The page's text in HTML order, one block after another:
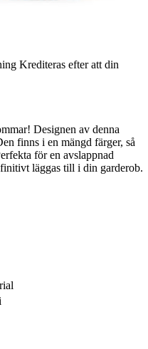
Krediteras efter att din
Designen av denna
finns i en mängd färger, så
för en avslappnad
läggas till i din garderob.